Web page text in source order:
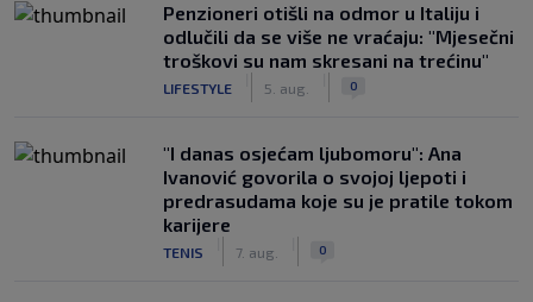
Penzioneri otišli na odmor u Italiju i
odlučili da se više ne vraćaju: "Mjesečni
troškovi su nam skresani na trećinu"
LIFESTYLE 5. aug. 0
"I danas osjećam ljubomoru": Ana
Ivanović govorila o svojoj ljepoti i
predrasudama koje su je pratile tokom
karijere
TENIS 7. aug. 0